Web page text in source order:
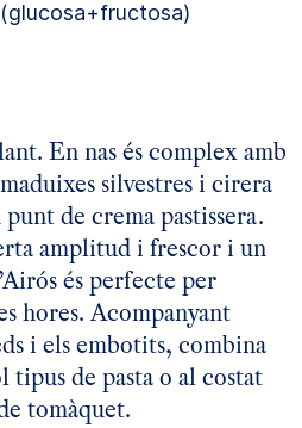
En nas és complex amb
silvestres i cirera
de crema pastissera.
amplitud i frescor i un
és perfecte per
hores. Acompanyant
i els embotits, combina
tipus de pasta o al costat
tomàquet.